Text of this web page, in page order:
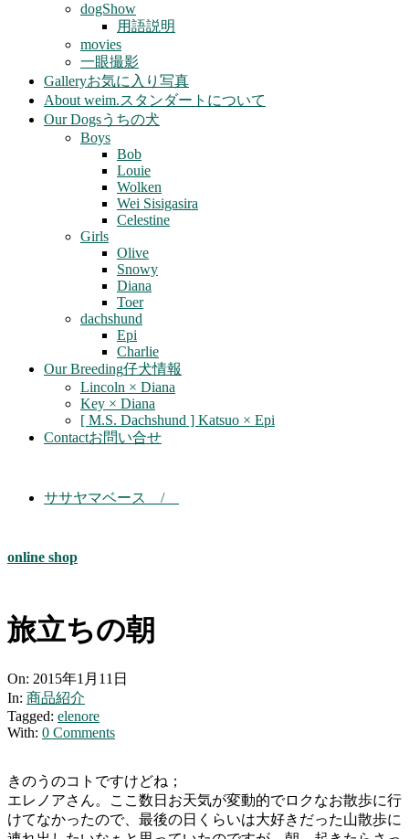
dogShow
用語説明
movies
一眼撮影
Galleryお気に入り写真
About weim.スタンダートについて
Our Dogsうちの犬
Boys
Bob
Louie
Wolken
Wei Sisigasira
Celestine
Girls
Olive
Snowy
Diana
Toer
dachshund
Epi
Charlie
Our Breeding仔犬情報
Lincoln × Diana
Key × Diana
[ M.S. Dachshund ] Katsuo × Epi
Contactお問い合せ
ササヤマベース /
online shop
旅立ちの朝
On: 2015年1月11日
In: 商品紹介
Tagged: elenore
With: 0 Comments
きのうのコトですけどね；
エレノアさん。ここ数日お天気が変動的でロクなお散歩に行
けてなかったので、最後の日くらいは大好きだった山散歩に